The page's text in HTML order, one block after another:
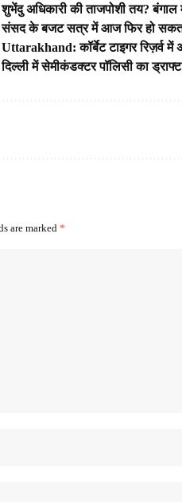
शुभेंदु अधिकारी की ताजपोशी तय?
संसद के बजट सत्र में आज फिर हो सकता
Uttarakhand: कॉर्बेट टाइगर रिज़र्व में
दिल्ली में सेमीकंडक्टर पॉलिसी का
are marked *